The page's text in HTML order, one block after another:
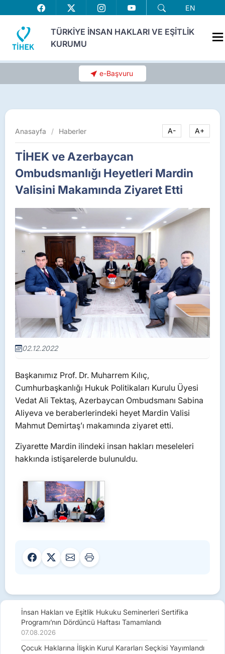
EN
TÜRKİYE İNSAN HAKLARI VE EŞİTLİK
KURUMU
e-Başvuru
İnsan Hakları ve Eşitlik Hukuku Seminerleri Sertifika
Programı’nın Dördüncü Haftası Tamamlandı
07.08.2026
Çocuk Haklarına İlişkin Kurul Kararları Seçkisi Yayımlandı
Anasayfa / Haberler A- A+
TİHEK ve Azerbaycan
Ombudsmanlığı Heyetleri Mardin
Valisini Makamında Ziyaret Etti
02.12.2022
Başkanımız Prof. Dr. Muharrem Kılıç,
Cumhurbaşkanlığı Hukuk Politikaları Kurulu Üyesi
Vedat Ali Tektaş, Azerbaycan Ombudsmanı Sabina
Aliyeva ve beraberlerindeki heyet Mardin Valisi
Mahmut Demirtaş’ı makamında ziyaret etti.
Ziyarette Mardin ilindeki insan hakları meseleleri
hakkında istişarelerde bulunuldu.